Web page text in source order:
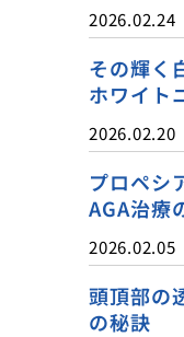
2026.02.24
その輝く
ホワイト
2026.02.20
プロペシ
AGA治療
2026.02.05
頭頂部の
の秘訣